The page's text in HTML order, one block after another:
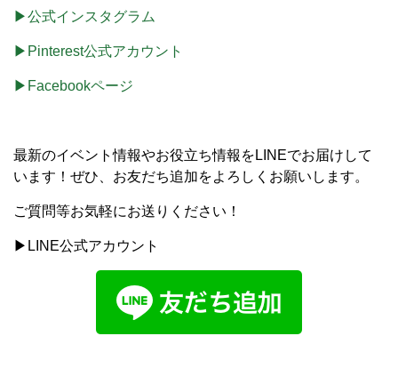
▶公式インスタグラム
▶Pinterest公式アカウント
▶Facebookページ
最新のイベント情報やお役立ち情報をLINEでお届けして
います！ぜひ、お友だち追加をよろしくお願いします。
ご質問等お気軽にお送りください！
▶LINE公式アカウント